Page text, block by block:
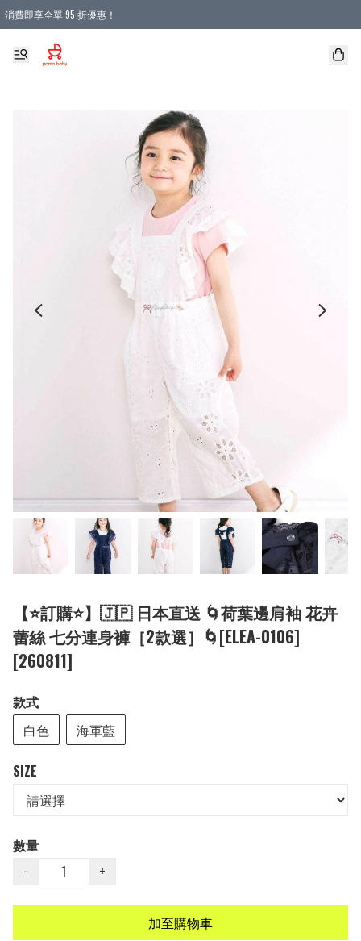
消費即享全單 95 折優惠！
購物滿 HKD 900.00即享免運費優惠！（適用於 本地送貨、本地取貨 )
【⭐訂購⭐】🇯🇵 日本直送 🌀荷葉邊肩袖 花卉
蕾絲 七分連身褲［2款選］🌀[ELEA-0106]
[260811]
款式
白色
海軍藍
SIZE
數量
−
+
加至購物車